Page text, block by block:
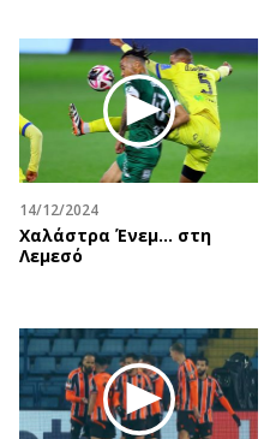
14/12/2024
Χαλάστρα Ένεμ… στη
Λεμεσό